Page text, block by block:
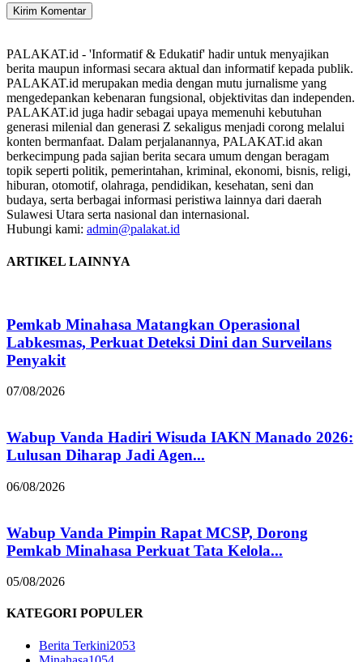
PALAKAT.id - 'Informatif & Edukatif' hadir untuk menyajikan
berita maupun informasi secara aktual dan informatif kepada publik.
PALAKAT.id merupakan media dengan mutu jurnalisme yang
mengedepankan kebenaran fungsional, objektivitas dan independen.
PALAKAT.id juga hadir sebagai upaya memenuhi kebutuhan
generasi milenial dan generasi Z sekaligus menjadi corong melalui
konten bermanfaat. Dalam perjalanannya, PALAKAT.id akan
berkecimpung pada sajian berita secara umum dengan beragam
topik seperti politik, pemerintahan, kriminal, ekonomi, bisnis, religi,
hiburan, otomotif, olahraga, pendidikan, kesehatan, seni dan
budaya, serta berbagai informasi peristiwa lainnya dari daerah
Sulawesi Utara serta nasional dan internasional.
Hubungi kami: admin@palakat.id
ARTIKEL LAINNYA
Pemkab Minahasa Matangkan Operasional
Labkesmas, Perkuat Deteksi Dini dan Surveilans
Penyakit
07/08/2026
Wabup Vanda Hadiri Wisuda IAKN Manado 2026:
Lulusan Diharap Jadi Agen...
06/08/2026
Wabup Vanda Pimpin Rapat MCSP, Dorong
Pemkab Minahasa Perkuat Tata Kelola...
05/08/2026
KATEGORI POPULER
Berita Terkini2053